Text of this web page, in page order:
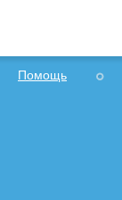
Помощь